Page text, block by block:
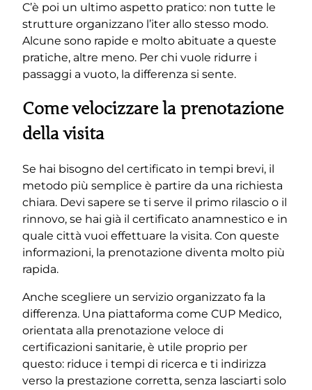
C’è poi un ultimo aspetto pratico: non tutte le
strutture organizzano l’iter allo stesso modo.
Alcune sono rapide e molto abituate a queste
pratiche, altre meno. Per chi vuole ridurre i
passaggi a vuoto, la differenza si sente.
Come velocizzare la prenotazione
della visita
Se hai bisogno del certificato in tempi brevi, il
metodo più semplice è partire da una richiesta
chiara. Devi sapere se ti serve il primo rilascio o il
rinnovo, se hai già il certificato anamnestico e in
quale città vuoi effettuare la visita. Con queste
informazioni, la prenotazione diventa molto più
rapida.
Anche scegliere un servizio organizzato fa la
differenza. Una piattaforma come CUP Medico,
orientata alla prenotazione veloce di
certificazioni sanitarie, è utile proprio per
questo: riduce i tempi di ricerca e ti indirizza
verso la prestazione corretta, senza lasciarti solo